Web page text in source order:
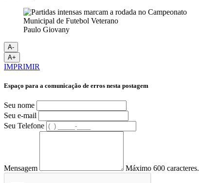
Paulo Giovany
A-
A+
IMPRIMIR
Espaço para a comunicação de erros nesta postagem
Seu nome
Seu e-mail
Seu Telefone
Mensagem Máximo 600 caracteres.